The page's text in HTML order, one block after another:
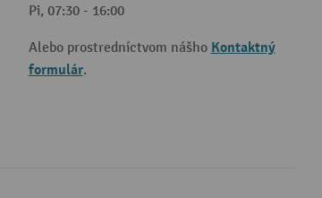
Pi, 07:30 - 16:00
Alebo prostredníctvom nášho Kontaktný
formulár.